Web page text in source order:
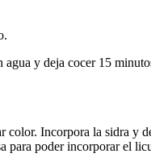
y deja cocer 15
Incorpora la sidra y
para poder incorporar el